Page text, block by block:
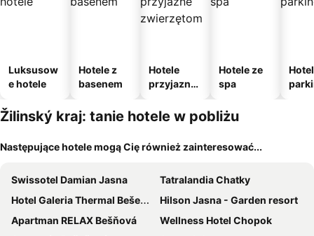
Luksusow
e hotele
Hotele z
basenem
Hotele
przyjazne
m
Hotele ze
spa
Žilinský kraj: tanie hotele w pobliżu
Następujące hotele mogą Cię również zainteresować...
Swissotel Damian Jasna
Tatralandia Chatky
Hotel Galeria Thermal Bešeňová
Hilson Jasna - Garden resort
Apartman RELAX Bešňová
Wellness Hotel Chopok